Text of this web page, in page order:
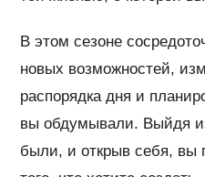
В этом сезоне
новых возможностей,
распорядка дня и
вы обдумывали. Выйдя
были, и открыв себя, вы